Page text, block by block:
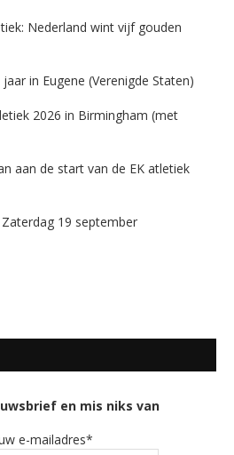
Nederland wint vijf gouden
in Eugene (Verenigde Staten)
2026 in Birmingham (met
aan de start van de EK atletiek
19 september
en mis niks van
e-mailadres*